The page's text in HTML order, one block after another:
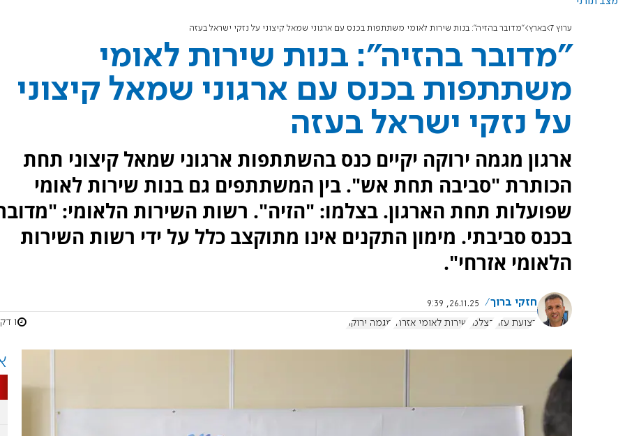
ערוץ 7 בארץ "מדובר בהזיה": בנות שירות לאומי משתתפות בכנס עם ארגוני שמאל קיצוני על נזקי ישראל בעזה
"מדובר בהזיה": בנות שירות לאומי
משתתפות בכנס עם ארגוני שמאל קיצוני
על נזקי ישראל בעזה
ארגון מגמה ירוקה יקיים כנס בהשתתפות ארגוני שמאל קיצוני תחת
הכותרת "סביבה תחת אש". בין המשתתפים גם בנות שירות לאומי
שפועלות תחת הארגון. בצלמו: "הזיה". רשות השירות הלאומי:
בכנס סביבתי. מימון התקנים אינו מתוקצב כלל על ידי רשות השירות
הלאומי אזרחי".
חזקי ברוך
26.11.25, 9:39
רצועת עזה
בצלמו שירות לאומי אזרחי מגמה ירוקה 1 דקות